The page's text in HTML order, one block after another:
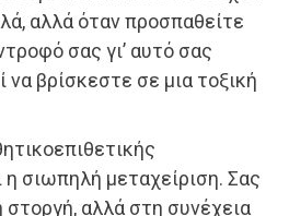
αλλά όταν προσπαθείτε
σας γι’ αυτό σας
να βρίσκεστε σε μια τοξική
η σιωπηλή μεταχείριση. Σας
αλλά στη συνέχεια